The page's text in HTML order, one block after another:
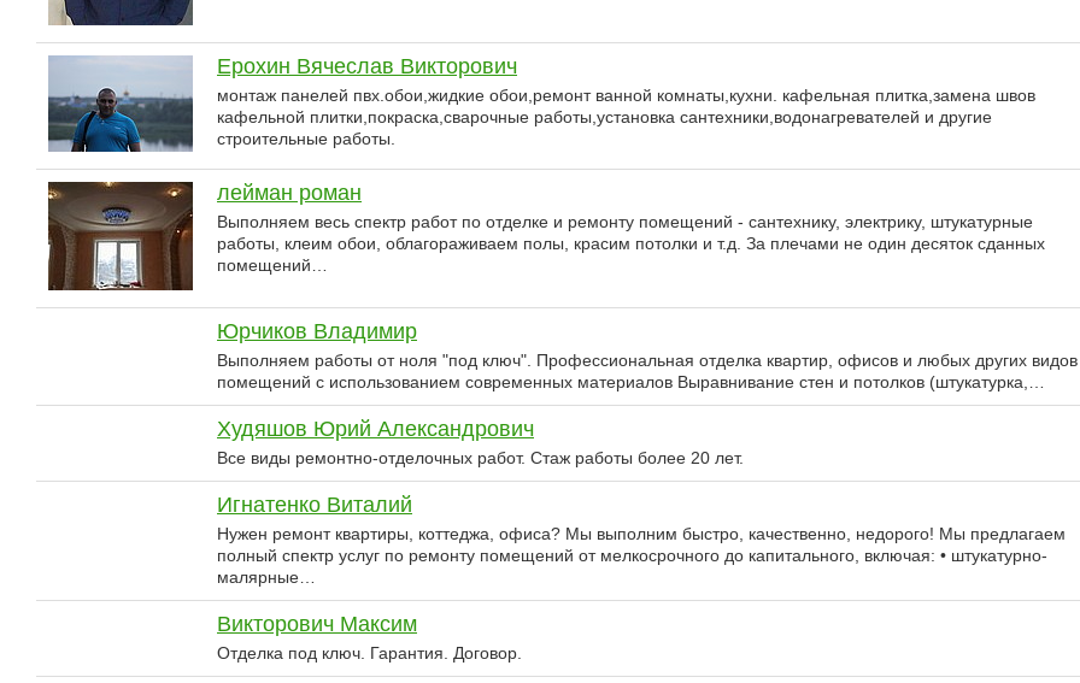
Ерохин Вячеслав Викторович
монтаж панелей пвх.обои,жидкие обои,ремонт ванной комнаты,кухни. кафельная плитка,замена швов
кафельной плитки,покраска,сварочные работы,установка сантехники,водонагревателей и другие
строительные работы.
лейман роман
Выполняем весь спектр работ по отделке и ремонту помещений - сантехнику, электрику, штукатурные
работы, клеим обои, облагораживаем полы, красим потолки и т.д. За плечами не один десяток сданных
помещений…
Юрчиков Владимир
Выполняем работы от ноля "под ключ". Профессиональная отделка квартир, офисов и любых других видов
помещений с использованием современных материалов Выравнивание стен и потолков (штукатурка,…
Худяшов Юрий Александрович
Все виды ремонтно-отделочных работ. Стаж работы более 20 лет.
Игнатенко Виталий
Нужен ремонт квартиры, коттеджа, офиса? Мы выполним быстро, качественно, недорого! Мы предлагаем
полный спектр услуг по ремонту помещений от мелкосрочного до капитального, включая: • штукатурно-
малярные…
Викторович Максим
Отделка под ключ. Гарантия. Договор.